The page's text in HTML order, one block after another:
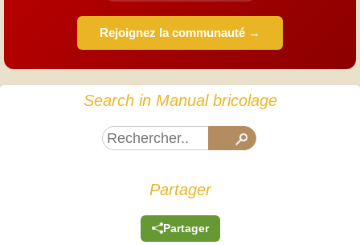
Rejoignez la communauté →
Search in Manual bricolage
Partager
Partager